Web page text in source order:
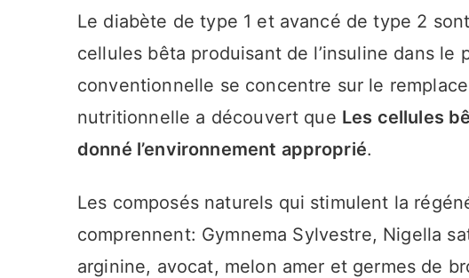
Le diabète de type 1 et avancé de type 2
cellules bêta produisant de l’insuline dans le
conventionnelle se concentre sur le
nutritionnelle a découvert que Les cellules
donné l’environnement approprié.
Les composés naturels qui stimulent la
comprennent: Gymnema Sylvestre, Nigella
arginine, avocat, melon amer et germes de